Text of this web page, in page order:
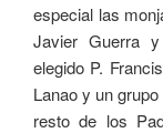
especial las
Javier Guerra
elegido P.
Lanao y un
resto de los